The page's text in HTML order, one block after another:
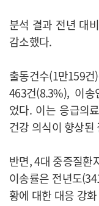
분석 결과 전년 대
감소했다.
출동건수(1만159
463건(8.3%), 이
었다. 이는 응급의
건강 의식이 향상된
반면, 4대 중증질환
이송률은 전년도
황에 대한 대응 강